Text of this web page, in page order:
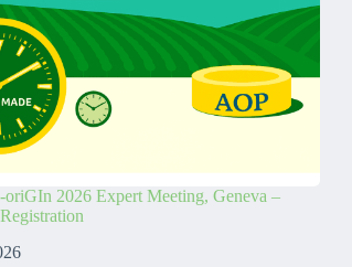
oriGIn 2026 Expert Meeting, Geneva –